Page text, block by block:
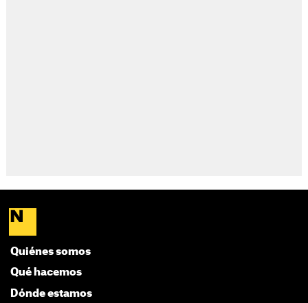
Quiénes somos
Qué hacemos
Dónde estamos